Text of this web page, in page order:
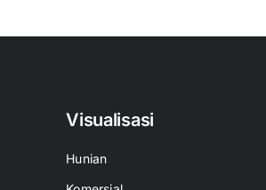
Visualisasi
Hunian